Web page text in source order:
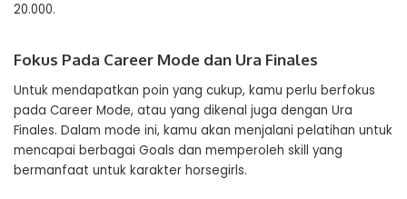
20.000.
Fokus Pada Career Mode dan Ura Finales
Untuk mendapatkan poin yang cukup, kamu perlu berfokus
pada Career Mode, atau yang dikenal juga dengan Ura
Finales. Dalam mode ini, kamu akan menjalani pelatihan untuk
mencapai berbagai Goals dan memperoleh skill yang
bermanfaat untuk karakter horsegirls.